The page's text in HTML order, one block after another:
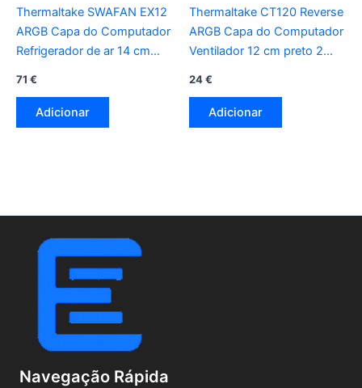
Thermaltake SWAFAN EX12
ARGB Capa do Computador
Refrigerador de ar 14 cm
71 €
Adicionar
Thermaltake CT120 Reverse
ARGB Capa do Computador
Ventilador 12 cm preto 2
24€
Adicionar
Navegação Rápida